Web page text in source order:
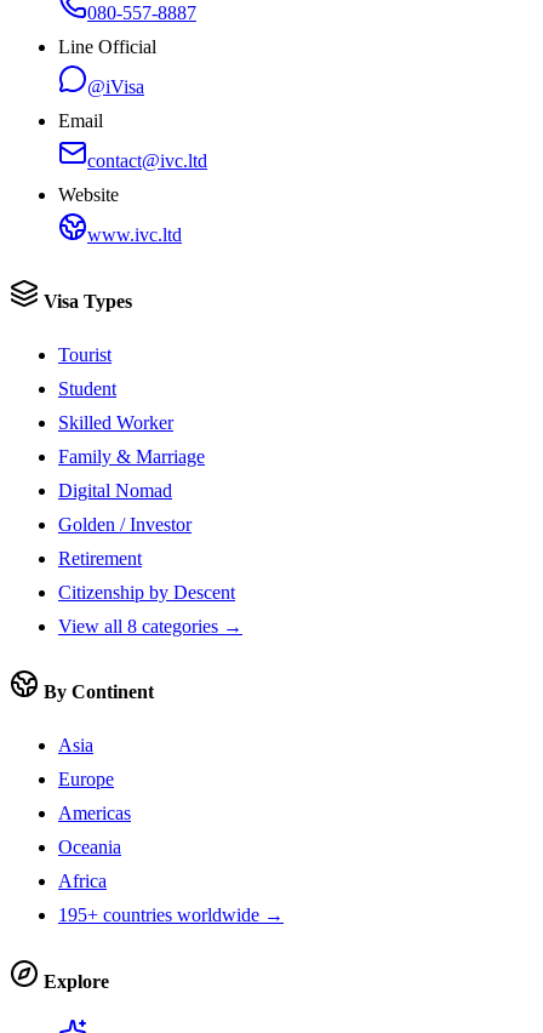
080-557-8887
Line Official
@iVisa
Email
contact@ivc.ltd
Website
www.ivc.ltd
Visa Types
Tourist
Student
Skilled Worker
Family & Marriage
Digital Nomad
Golden / Investor
Retirement
Citizenship by Descent
View all 8 categories →
By Continent
Asia
Europe
Americas
Oceania
Africa
195+ countries worldwide →
Explore